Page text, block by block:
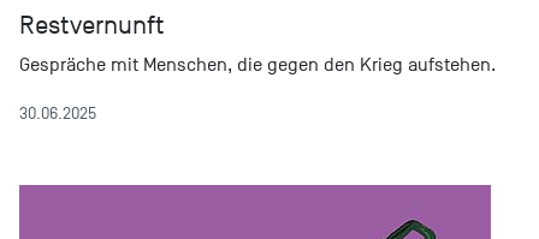
Restvernunft
Gespräche mit Menschen, die gegen den Krieg aufstehen.
30.06.2025